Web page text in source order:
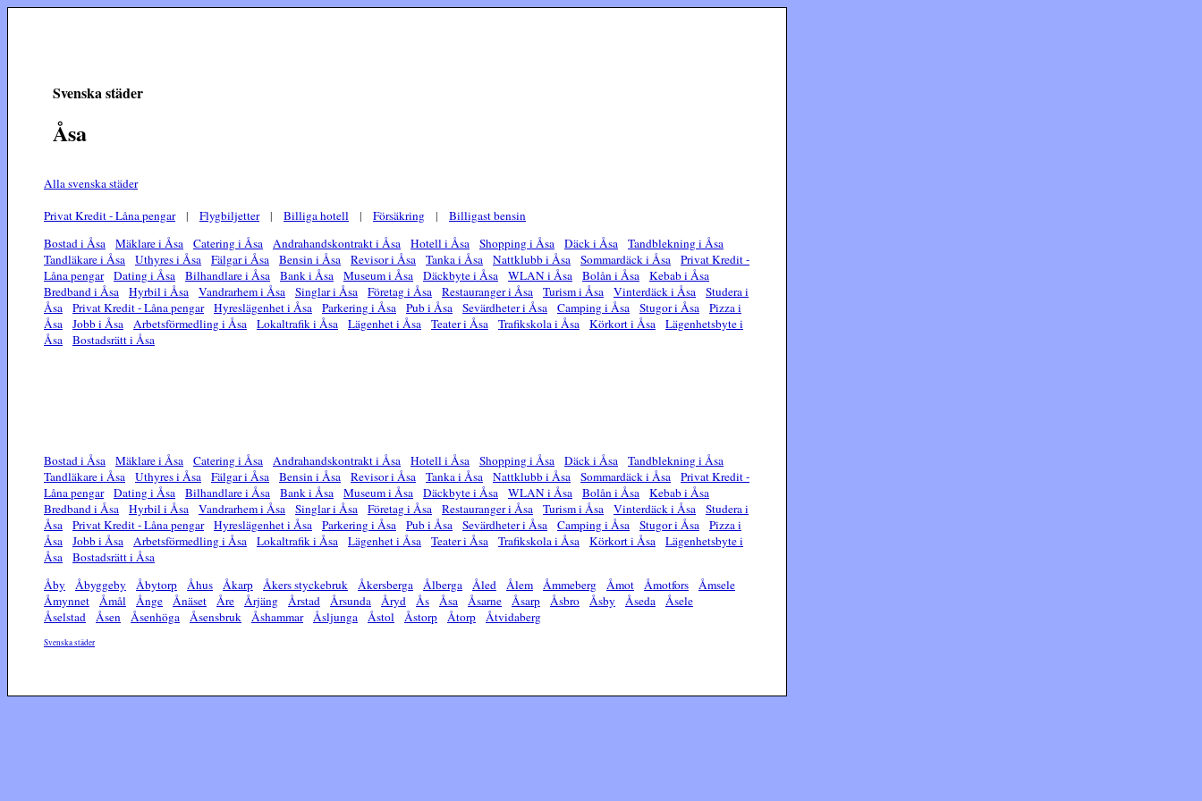
Svenska städer
Åsa
Alla svenska städer
Privat Kredit - Låna pengar| Flygbiljetter| Billiga hotell | Försäkring | Billigast bensin
Bostad i Åsa
Mäklare i Åsa Catering i Åsa Andrahandskontrakt i Åsa Hotell i Åsa Shopping i Åsa Däck i Åsa
Tandblekning i Åsa
Tandläkare i Åsa
Uthyres i Åsa Fälgar i Åsa Bensin i Åsa Revisor i Åsa Tanka i Åsa Nattklubb i Åsa Sommardäck i Åsa
Privat Kredit -
Låna pengar
Dating i Åsa Bilhandlare i Åsa Bank i Åsa Museum i Åsa Däckbyte i Åsa WLAN i Åsa Bolån i Åsa
Kebab i Åsa
Bredband i Åsa
Hyrbil i Åsa Vandrarhem i Åsa Singlar i Åsa Företag i Åsa Restauranger i Åsa Turism i Åsa Vinterdäck i Åsa
Studera i
Åsa
Privat Kredit - Låna pengar Hyreslägenhet i Åsa Parkering i Åsa Pub i Åsa Sevärdheter i Åsa Camping i Åsa Stugor i Åsa
Pizza i
Åsa
Jobb i Åsa Arbetsförmedling i Åsa Lokaltrafik i Åsa Lägenhet i Åsa Teater i Åsa Trafikskola i Åsa Körkort i Åsa
Lägenhetsbyte i
Åsa
Bostadsrätt i Åsa
Bostad i Åsa Mäklare i Åsa Catering i Åsa Andrahandskontrakt i Åsa Hotell i Åsa Shopping i Åsa Däck i Åsa
Tandblekning i Åsa
Tandläkare i Åsa
Uthyres i Åsa Fälgar i Åsa Bensin i Åsa Revisor i Åsa Tanka i Åsa Nattklubb i Åsa Sommardäck i Åsa
Privat Kredit -
Låna pengar
Dating i Åsa Bilhandlare i Åsa Bank i Åsa Museum i Åsa Däckbyte i Åsa WLAN i Åsa Bolån i Åsa
Kebab i Åsa
Bredband i Åsa
Hyrbil i Åsa Vandrarhem i Åsa Singlar i Åsa Företag i Åsa Restauranger i Åsa Turism i Åsa Vinterdäck i Åsa
Studera i
Åsa
Privat Kredit - Låna pengar Hyreslägenhet i Åsa Parkering i Åsa Pub i Åsa Sevärdheter i Åsa Camping i Åsa Stugor i Åsa
Pizza i
Åsa
Jobb i Åsa Arbetsförmedling i Åsa Lokaltrafik i Åsa Lägenhet i Åsa Teater i Åsa Trafikskola i Åsa Körkort i Åsa
Lägenhetsbyte i
Åsa
Bostadsrätt i Åsa
Åby
Åbyggeby Åbytorp Åhus Åkarp Åkers styckebruk Åkersberga Ålberga Åled Ålem Åmmeberg Åmot Åmotfors
Åmsele
Åmynnet
Åmål Ånge Ånäset Åre Årjäng Årstad Årsunda Åryd Ås Åsa Åsarne Åsarp Åsbro Åsby Åseda
Åsele
Åselstad
Åsen Åsenhöga Åsensbruk Åshammar Åsljunga Åstol Åstorp Åtorp Åtvidaberg
Svenska städer